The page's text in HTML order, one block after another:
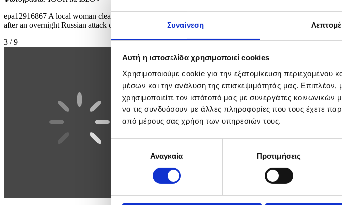
Συναίνεση
Αυτή η ιστοσελίδα χρησιμοποιεί cookies
Χρησιμοποιούμε cookie για την εξατομίκευση περιεχομένου
μέσων και την ανάλυση της επισκεψιμότητάς μας.
χρησιμοποιείτε τον ιστότοπό μας με συνεργάτες
να τις συνδυάσουν με άλλες πληροφορίες που τους έχετε
από μέρους σας χρήση των υπηρεσιών τους.
συγκατάθεσηςΑναγκαία Προτιμήσεις
epa12916867 A local woman cleans debris at the site of the Russian strike on a residential area in
after an overnight Russian attack on Odesa, according to the head of the Odesa regional military
3 / 9